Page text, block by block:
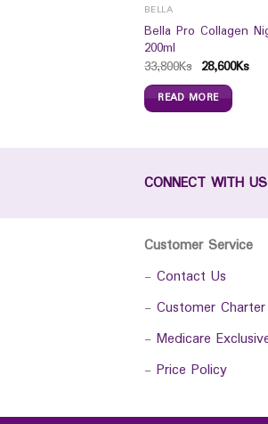
BELLA
Bella Pro Collagen
200ml
33,800Ks 28,600Ks
READ MORE
CONNECT WITH US
Customer Service
- Contact Us
- Customer Charter
- Medicare
- Price Policy